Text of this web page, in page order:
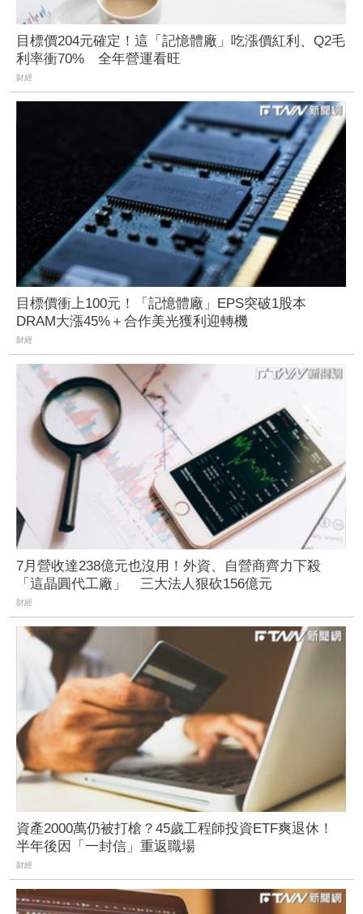
目標價204元確定！這「記憶體廠」吃漲價紅利、Q2毛
利率衝70% 全年營運看旺
財經
目標價衝上100元！「記憶體廠」EPS突破1股本
DRAM大漲45%＋合作美光獲利迎轉機
財經
7月營收達238億元也沒用！外資、自營商齊力下殺
「這晶圓代工廠」 三大法人狠砍156億元
財經
資產2000萬仍被打槍？45歲工程師投資ETF爽退休！
半年後因「一封信」重返職場
財經